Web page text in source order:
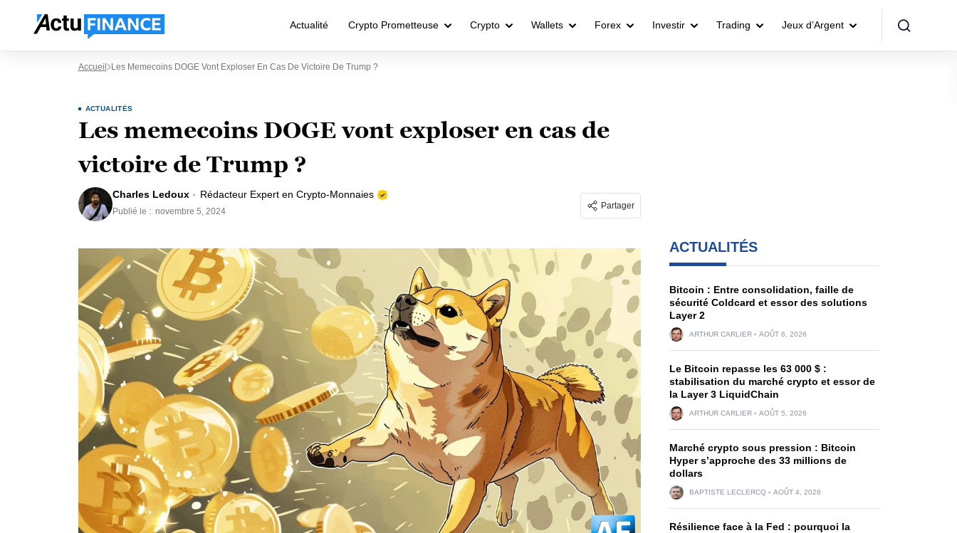
Actualité Crypto Prometteuse Crypto Wallets Forex Investir Trading Jeux d’Argent
Accueil Les Memecoins DOGE Vont Exploser En Cas De Victoire De Trump ?
ACTUALITÉS
Les memecoins DOGE vont exploser en cas de
victoire de Trump ?
Charles Ledoux Rédacteur Expert en Crypto-Monnaies
Publié le : novembre 5, 2024
Partager
ACTUALITÉS
Bitcoin : Entre consolidation, faille de
sécurité Coldcard et essor des solutions
Layer 2
ARTHUR CARLIER AOÛT 6, 2026
Le Bitcoin repasse les 63 000 $ :
stabilisation du marché crypto et essor de
la Layer 3 LiquidChain
ARTHUR CARLIER AOÛT 5, 2026
Marché crypto sous pression : Bitcoin
Hyper s’approche des 33 millions de
dollars
BAPTISTE LECLERCQ AOÛT 4, 2026
Résilience face à la Fed : pourquoi la